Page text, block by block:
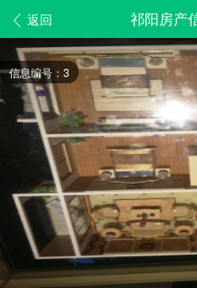
返回 祁阳房产
信息编号：3